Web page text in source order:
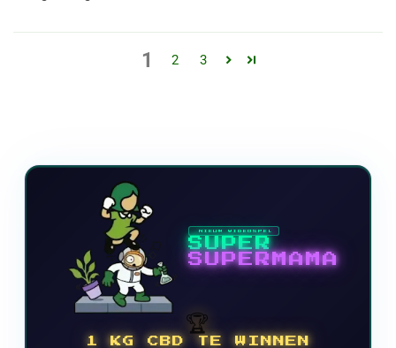
1 2 3
NIEUW VIDEOSPEL
SUPER
SUPERMAMA
🏆
1 KG CBD TE WINNEN